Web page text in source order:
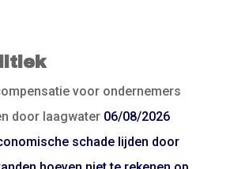
voor ondernemers
door laagwater 06/08/2026
schade lijden door